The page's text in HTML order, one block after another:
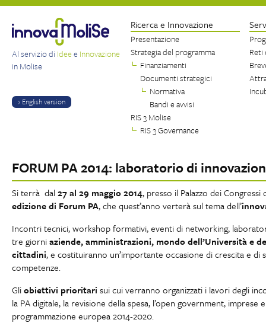
Al servizio di Ideee Innovazione
in Molise
› English version
Ricerca e Innovazione
Presentazione
Strategia del programma
Finanziamenti
Documenti strategici
Normativa
Bandi e avvisi
RIS 3 Molise
RIS 3 Governance
Reti
FORUM PA 2014: laboratorio di
Si terrà dal27 al 29 maggio 2014, presso il Palazzo dei Congressi
edizione di Forum PA, che quest’anno verterà sul tema dell’
Incontri tecnici, workshop formativi, eventi di networking,
tre giorniaziende, amministrazioni, mondo dell’Università e
cittadini, e costituiranno un’importante occasione di crescita e di
competenze.
Gliobiettivi prioritari sui cui verranno organizzati i lavori degli
la PAdigitale, la revisione della spesa, l’open government, imprese
programmazione europea 2014-2020.